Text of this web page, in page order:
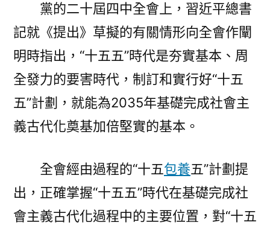
｜
為
基
礎
完
社
古
代
黨的二十屆四中全會上，習近平總書
記就《提出》草擬的有關情形向全會作闡
明時指出，“十五五”時代是夯實基本、周
全發力的要害時代，制訂和實行好“十五
五”計劃，就能為2035年基礎完成社會主
義古代化奠基加倍堅實的基本。
全會經由過程的“十五包養五”計劃提
出，正確掌握“十五五”時代在基礎完成社
會主義古代化過程中的主要位置，對“十五